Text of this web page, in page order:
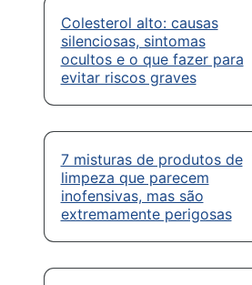
Colesterol alto: causas
silenciosas, sintomas
ocultos e o que fazer para
evitar riscos graves
7 misturas de produtos de
limpeza que parecem
inofensivas, mas são
extremamente perigosas